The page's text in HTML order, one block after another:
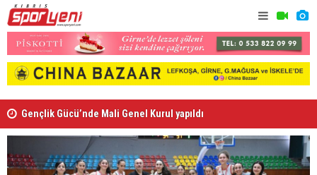
Gençlik Gücü’nde Mali Genel Kurul yapıldı